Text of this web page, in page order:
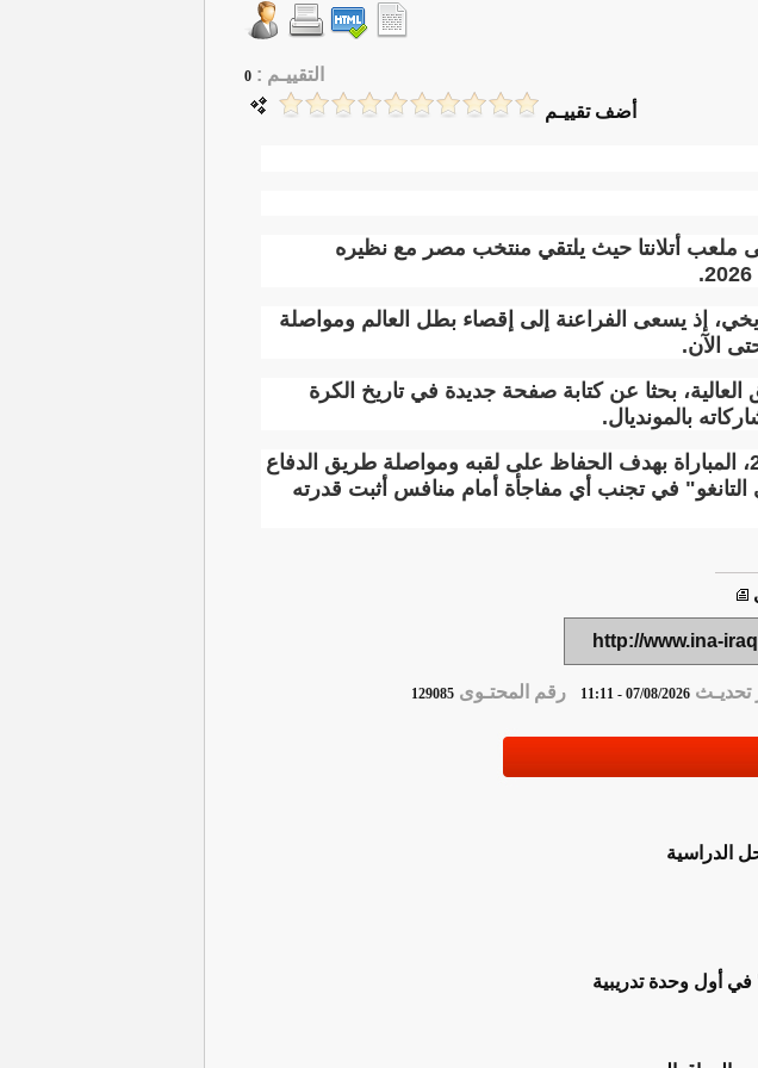
التقييـم : 0
أضف تقييـم
إلى ملعب أتلانتا حيث يلتقي منتخب مصر مع نظيره
.
إذ يسعى الفراعنة إلى إقصاء بطل العالم ومواصلة
الآن.
بحثا عن كتابة صفحة جديدة في تاريخ الكرة
بالمونديال.
في المقابل، يخوض المنتخب الأرجنتيني حامل لقب كأس العالم 2022، المباراة بهدف الحفاظ على لقبه ومواصلة طريق الدفاع
في تجنب أي مفاجأة أمام منافس أثبت قدرته
http://www.ina-
تحديـث07/08/2026 - 11:11 رقم المحتـوى129085
أول وحدة تدريبية